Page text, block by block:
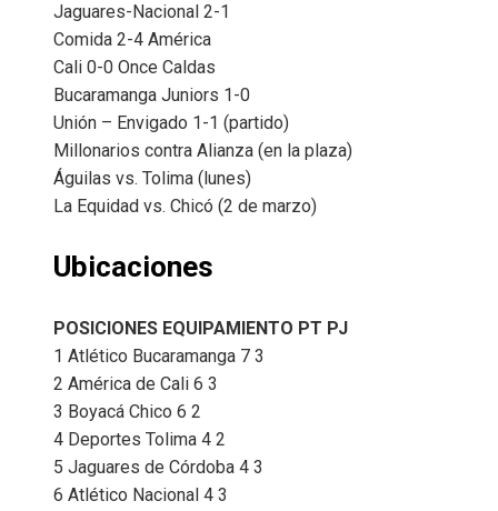
Jaguares-Nacional 2-1
Comida 2-4 América
Cali 0-0 Once Caldas
Bucaramanga Juniors 1-0
Unión – Envigado 1-1 (partido)
Millonarios contra Alianza (en la plaza)
Águilas vs. Tolima (lunes)
La Equidad vs. Chicó (2 de marzo)
Ubicaciones
POSICIONES EQUIPAMIENTO PT PJ
1 Atlético Bucaramanga 7 3
2 América de Cali 6 3
3 Boyacá Chico 6 2
4 Deportes Tolima 4 2
5 Jaguares de Córdoba 4 3
6 Atlético Nacional 4 3